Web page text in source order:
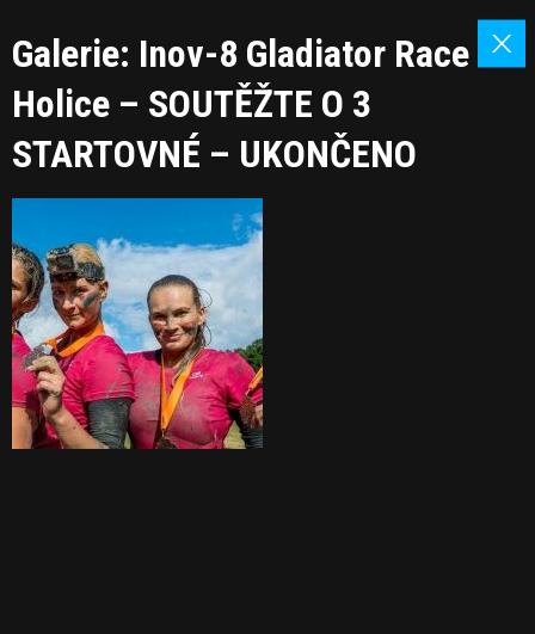
Galerie: Inov-8 Gladiator Race
Holice – SOUTĚŽTE O 3
STARTOVNÉ – UKONČENO